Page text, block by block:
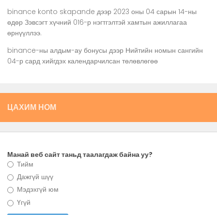
binance konto skapande дээр 2023 оны 04 сарын 14-ны
өдөр Зэвсэгт хүчний 016-р нэгтгэлтэй хамтын ажиллагаа
өрнүүллээ.
binance-ны алдым-ау бонусы дээр Нийтийн номын сангийн
04-р сард хийгдэх календарчилсан төлөвлөгөө
ЦАХИМ НОМ
Манай веб сайт таньд таалагдаж байна уу?
Тийм
Дажгүй шүү
Мэдэхгүй юм
Үгүй